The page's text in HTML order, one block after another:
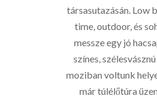
társasutazásán. Low
time, outdoor, és
messze egy jó
színes,
moziban voltunk
már túlélőtúra